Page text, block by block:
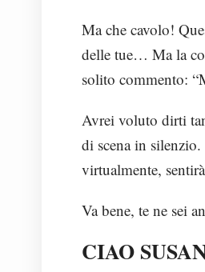
Ma che cavolo!
delle tue… Ma la
solito commento:
Avrei voluto dirti
di scena in
virtualmente,
Va bene, te ne sei
CIAO